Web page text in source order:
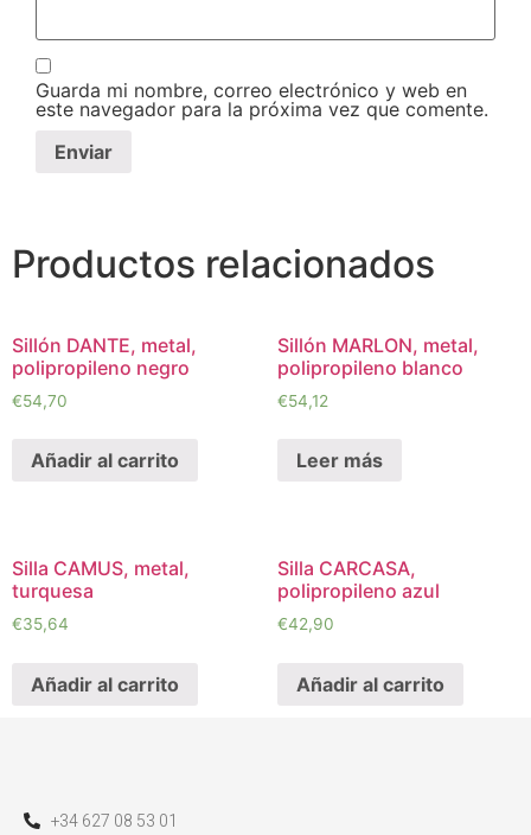
Guarda mi nombre, correo electrónico y web en
este navegador para la próxima vez que comente.
Productos relacionados
Sillón DANTE, metal,
polipropileno negro
€54,70
Añadir al carrito
Sillón MARLON, metal,
polipropileno blanco
€54,12
Leer más
Silla CAMUS, metal,
turquesa
€35,64
Añadir al carrito
Silla CARCASA,
polipropileno azul
€42,90
Añadir al carrito
+34 627 08 53 01